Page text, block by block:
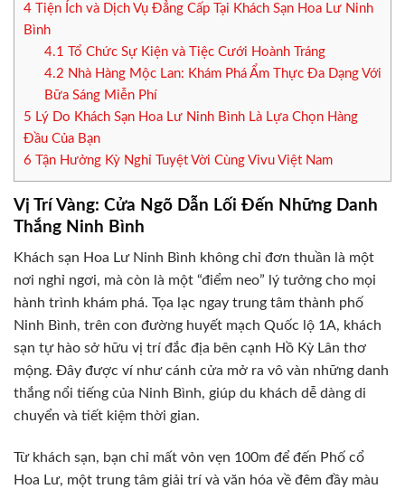
4 Tiện Ích và Dịch Vụ Đẳng Cấp Tại Khách Sạn Hoa Lư Ninh
Bình
4.1
Tổ Chức Sự Kiện và Tiệc Cưới Hoành Tráng
4.2 Nhà Hàng Mộc Lan: Khám Phá Ẩm Thực Đa Dạng Với
Bữa Sáng Miễn Phí
5 Lý Do Khách Sạn Hoa Lư Ninh Bình Là Lựa Chọn Hàng
Đầu Của Bạn
6 Tận Hưởng Kỳ Nghỉ Tuyệt Vời Cùng Vivu Việt Nam
Vị Trí Vàng: Cửa Ngõ Dẫn Lối Đến Những Danh
Thắng Ninh Bình
Khách sạn Hoa Lư Ninh Bình không chỉ đơn thuần là một
nơi nghỉ ngơi, mà còn là một “điểm neo” lý tưởng cho mọi
hành trình khám phá. Tọa lạc ngay trung tâm thành phố
Ninh Bình, trên con đường huyết mạch Quốc lộ 1A, khách
sạn tự hào sở hữu vị trí đắc địa bên cạnh Hồ Kỳ Lân thơ
mộng. Đây được ví như cánh cửa mở ra vô vàn những danh
thắng nổi tiếng của Ninh Bình, giúp du khách dễ dàng di
chuyển và tiết kiệm thời gian.
Từ khách sạn, bạn chỉ mất vỏn vẹn 100m để đến Phố cổ
Hoa Lư, một trung tâm giải trí và văn hóa về đêm đầy màu